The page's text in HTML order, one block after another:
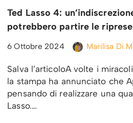
Ted Lasso 4:
potrebbero partire le riprese
6 Ottobre 2024 Marilisa Di
Salva l’articoloA volte i
la stampa ha annunciato che
pensando di realizzare una
Lasso.…